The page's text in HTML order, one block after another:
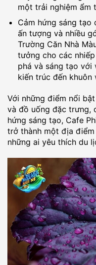
một trải nghiệm ẩm
Cảm hứng sáng tạo
ấn tượng và nhiều
Trường Căn Nhà
tưởng cho các
phá và sáng tạo
kiến trúc đến khuôn
Với những điểm nổi
và đồ uống đặc trưng,
hứng sáng tạo, Cafe
trở thành một địa
những ai yêu thích du